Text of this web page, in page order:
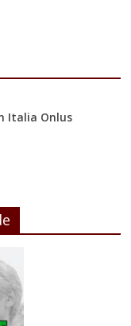
Italia Onlus